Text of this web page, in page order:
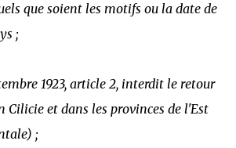
que soient les motifs ou la date de
;
1923, article 2, interdit le retour
Cilicie et dans les provinces de l'Est
;